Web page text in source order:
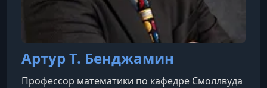
Артур Т. Бенджамин
Профессор математики по кафедре Смоллвуда